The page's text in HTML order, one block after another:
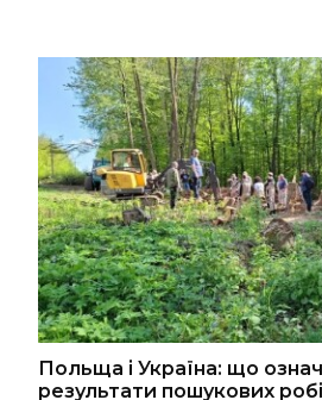
Польща і Україна: що
результати пошукових